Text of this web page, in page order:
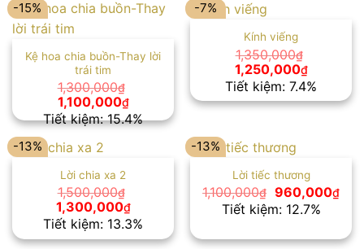
-15%
Kệ hoa chia buồn-Thay lời
trái tim
1,300,000₫
Giá
gốc
là:
1,300,000₫.
1,100,000₫Giá
hiện
tại
1,100,000₫.
Tiết kiệm: 15.4%
-7%
Kính viếng
1,350,000₫
Giá
gốc
là:
1,350,000₫.
1,250,000₫Giá
hiện
tại
là:
Tiết kiệm: 7.4%
-13%
Lời chia xa 2
1,500,000₫
Giá
gốc
là:
1,500,000₫.
1,300,000₫Giá
hiện
tại
là:
Tiết kiệm: 13.3%
-13%
Lời tiếc thương
1,100,000₫ Giá
gốc
là:
960,000₫Giá
hiện
là:
Tiết kiệm: 12.7%